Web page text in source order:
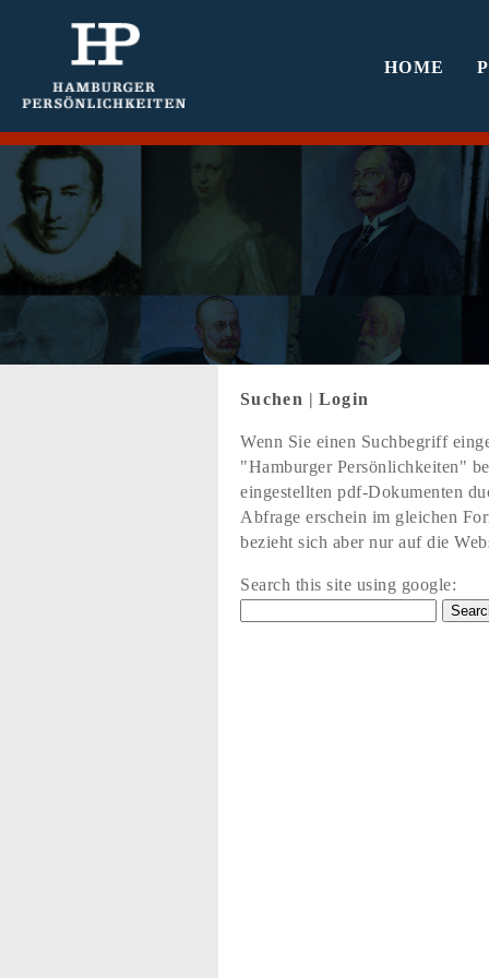
HOME
Suchen | Login
Wenn Sie einen Suchbegriff
"Hamburger Persönlichkeiten"
eingestellten pdf-Dokumenten
Abfrage erschein im gleichen
bezieht sich aber nur auf die
Search this site using google: